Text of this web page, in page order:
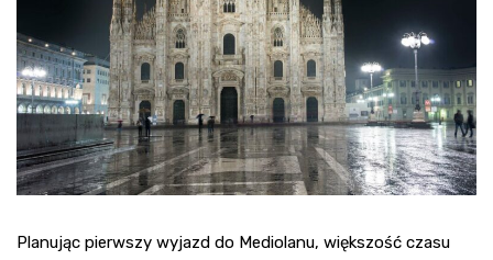
Planując pierwszy wyjazd do Mediolanu, większość czasu